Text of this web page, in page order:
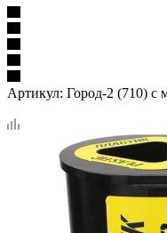
Артикул: Город-2 (710) с